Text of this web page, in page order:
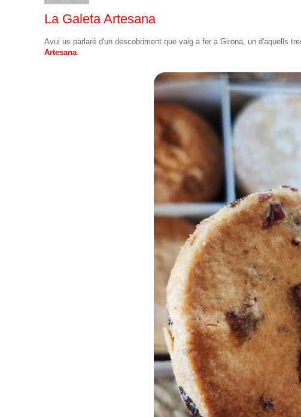
La Galeta Artesana
Avui us parlaré d'un descobriment que vaig a fer a Girona, un d'aquells
Artesana.